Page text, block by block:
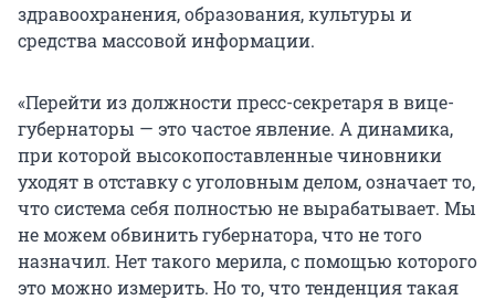
здравоохранения, образования, культуры и
средства массовой информации.
«Перейти из должности пресс-секретаря в вице-
губернаторы — это частое явление. А динамика,
при которой высокопоставленные чиновники
уходят в отставку с уголовным делом, означает то,
что система себя полностью не вырабатывает. Мы
не можем обвинить губернатора, что не того
назначил. Нет такого мерила, с помощью которого
это можно измерить. Но то, что тенденция такая